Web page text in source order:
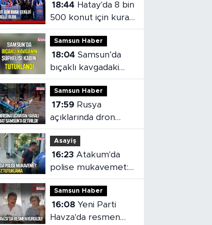
18:44
500 konut için kura
çekildi
Samsun Haber
18:04 Samsun’da
bıçaklı kavgadaki
kadın şüpheli
tutuklandı
Samsun Haber
17:59
açıklarında dron
saldırısı: Yaralı
mürettebat
Samsun'a getirildi
Asayiş
16:23 Atakum'da
polise mukavemet:
2 tutuklama
Samsun Haber
16:08
Havza'da resmen